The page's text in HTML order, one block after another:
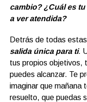
cambio? ¿Cuál es
a ver atendida?
Detrás de todas
salida única para ti.
tus propios objetivos,
puedes alcanzar. Te
imaginar que
resuelto, que puedas